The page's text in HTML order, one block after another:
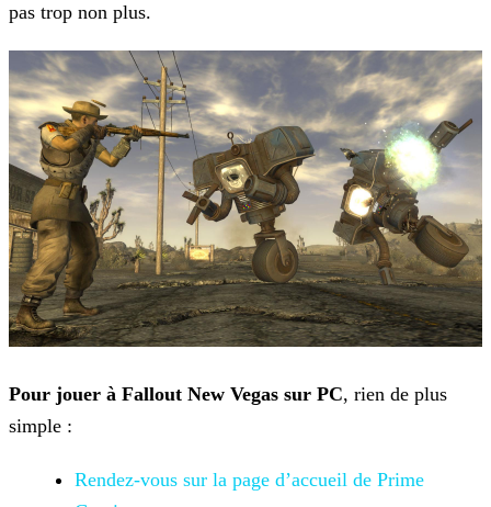
pas trop non plus.
Pour jouer à Fallout New Vegas sur PC, rien de plus
simple :
Rendez-vous sur la page d’accueil de Prime